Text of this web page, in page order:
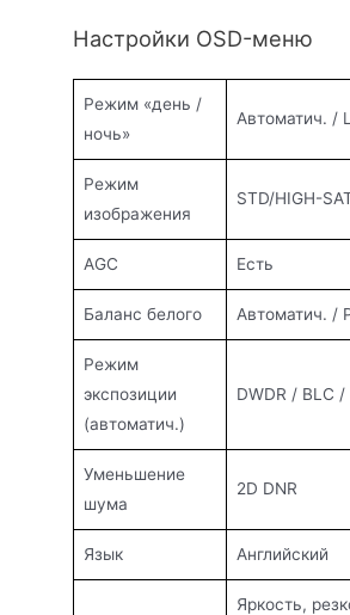
Настройки OSD-меню
Режим «день /
ночь»
Автоматич. /
Режим
изображения
STD/HIGH-
AGC Есть
Баланс белого Автоматич. /
Режим
экспозиции
(автоматич.)
DWDR / BLC
Уменьшение
шума
2D DNR
Язык Английский
Яркость,